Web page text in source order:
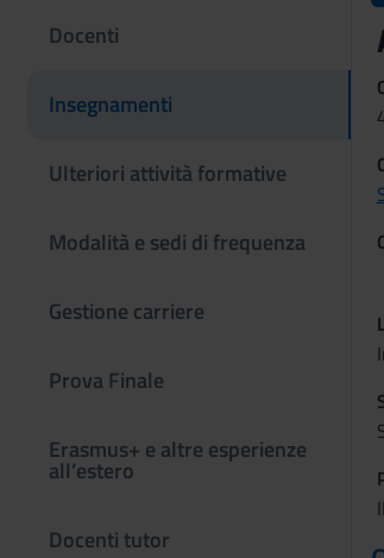
Docenti
Insegnamenti
Ulteriori attività formative
Modalità e sedi di frequenza
Gestione carriere
Prova Finale
Erasmus+ e altre esperienze
all’estero
Docenti tutor